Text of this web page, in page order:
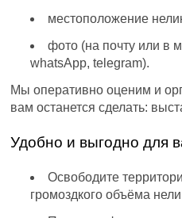
местоположение
фото (на почту или в
whatsApp, telegram).
Мы оперативно оценим и
вам останется сделать:
Удобно и выгодно для
Освободите
громоздкого объёма